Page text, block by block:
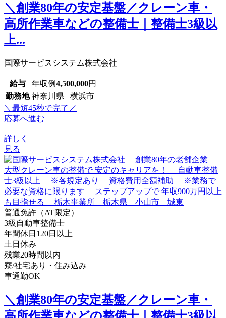
＼創業80年の安定基盤／クレーン車・
高所作業車などの整備士｜整備士3級以
上...
国際サービスシステム株式会社
給与 年収例4,500,000円
勤務地 神奈川県 横浜市
＼最短45秒で完了／
応募へ進む
詳しく
見る
普通免許（AT限定）
3級自動車整備士
年間休日120日以上
土日休み
残業20時間以内
寮/社宅あり・住み込み
車通勤OK
＼創業80年の安定基盤／クレーン車・